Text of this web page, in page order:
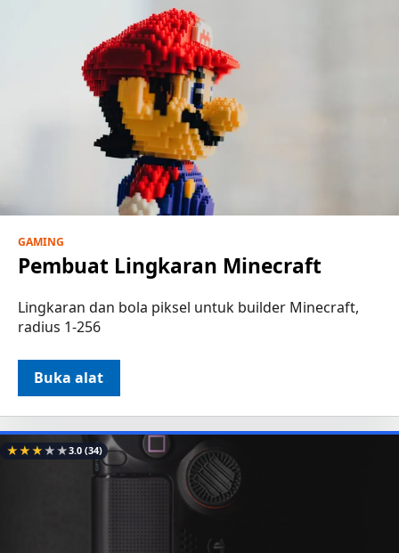
GAMING
Pembuat Lingkaran Minecraft
Lingkaran dan bola piksel untuk builder Minecraft,
radius 1-256
Buka alat
★★★★★3.0(34)